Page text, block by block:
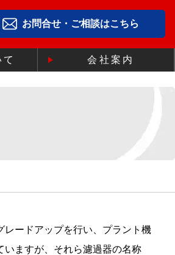
お問合せ・ご相談はこちら
会社案内
ードアップを行い、プラント機
いますが、それら濾過器の名称